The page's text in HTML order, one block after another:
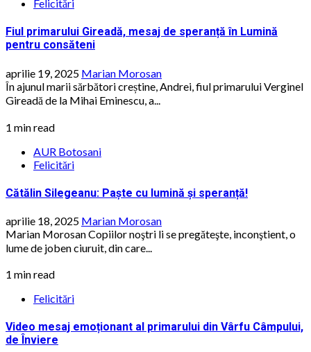
Felicitări
Fiul primarului Gireadă, mesaj de speranță în Lumină
pentru consăteni
aprilie 19, 2025 Marian Morosan
În ajunul marii sărbători creștine, Andrei, fiul primarului Verginel
Gireadă de la Mihai Eminescu, a...
1 min read
AUR Botosani
Felicitări
Cătălin Silegeanu: Paște cu lumină și speranță!
aprilie 18, 2025 Marian Morosan
Marian Morosan Copiilor noştri li se pregăteşte, inconştient, o
lume de joben ciuruit, din care...
1 min read
Felicitări
Video mesaj emoționant al primarului din Vârfu Câmpului,
de Înviere